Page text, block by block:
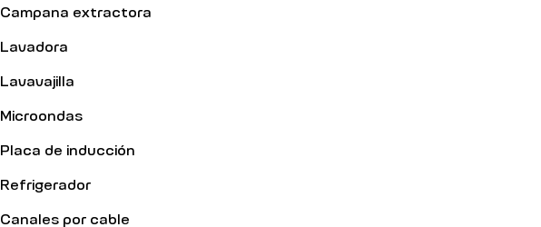
Campana extractora
Lavadora
Lavavajilla
Microondas
Placa de inducción
Refrigerador
Canales por cable